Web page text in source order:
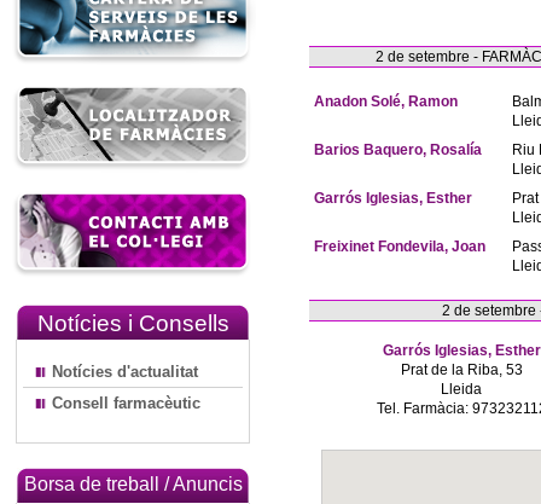
Notícies i Consells
Notícies d'actualitat
Consell farmacèutic
Borsa de treball / Anuncis
2 de setembre -
Anadon Solé, Ramon
Barios Baquero, Rosalía
Riu
Garrós Iglesias, Esther
Freixinet Fondevila, Joan
2 de setembre
Garrós Iglesias, Esther
Prat de la Riba, 53
Lleida
Tel. Farmàcia: